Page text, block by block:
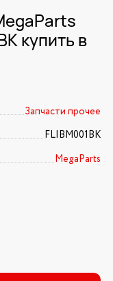
купить в
Запчасти прочее
FLIBM001BK
MegaParts